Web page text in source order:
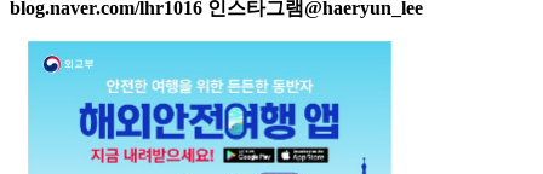
blog.naver.com/lhr1016 인스타그램@haeryun_lee